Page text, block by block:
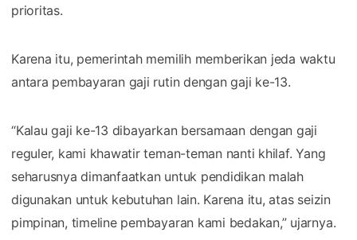
prioritas.
Karena itu, pemerintah memilih memberikan jeda waktu
antara pembayaran gaji rutin dengan gaji ke-13.
“Kalau gaji ke-13 dibayarkan bersamaan dengan gaji
reguler, kami khawatir teman-teman nanti khilaf. Yang
seharusnya dimanfaatkan untuk pendidikan malah
digunakan untuk kebutuhan lain. Karena itu, atas seizin
pimpinan, timeline pembayaran kami bedakan,” ujarnya.